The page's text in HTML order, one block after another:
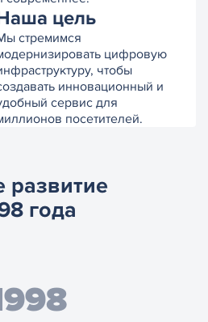
цель
стремимся
цифровую
чтобы
инновационный и
сервис для
посетителей.
года